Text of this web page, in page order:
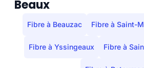
Beaux
Fibre à Beauzac Fibre à Saint-
Fibre à Yssingeaux Fibre à